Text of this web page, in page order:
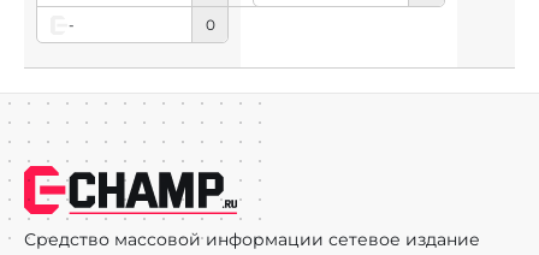
-
0
Средство массовой информации сетевое издание